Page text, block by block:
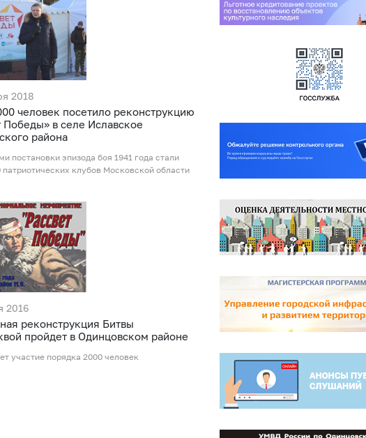
2018
человек посетило реконструкцию
Победы» в селе Иславское
района
постановки эпизода боя 1941 года стали
патриотических клубов Московской области
2016
реконструкция Битвы
пройдет в Одинцовском районе
участие порядка 2000 человек